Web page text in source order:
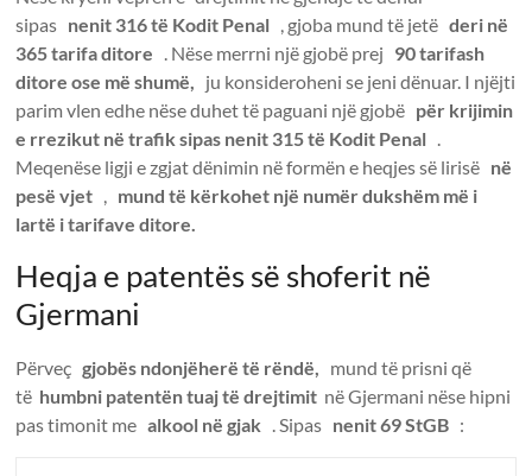
sipas nenit 316 të Kodit Penal , gjoba mund të jetëderi në
365 tarifa ditore . Nëse merrni një gjobë prej 90 tarifash
ditore ose më shumë, ju konsideroheni se jeni dënuar. I njëjti
parim vlen edhe nëse duhet të paguani një gjobë për krijimin
e rrezikut në trafik sipas nenit 315 të Kodit Penal .
Meqenëse ligji e zgjat dënimin në formën e heqjes së lirisë në
pesë vjet , mund të kërkohet një numër dukshëm më i
lartë i tarifave ditore.
Heqja e patentës së shoferit në
Gjermani
Përveçgjobës ndonjëherë të rëndë, mund të prisni që
të humbni patentën tuaj të drejtimit në Gjermani nëse hipni
pas timonit mealkool në gjak . Sipas nenit 69 StGB :